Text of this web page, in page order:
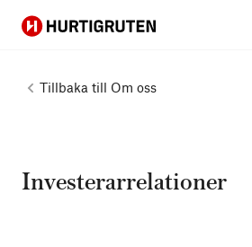
Hurtigruten
Tillbaka till Om oss
Investerarrelationer